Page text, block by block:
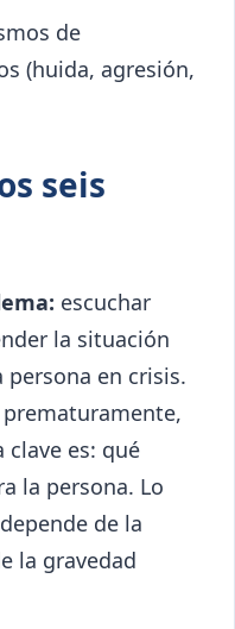
de
(huida, agresión,
seis
escuchar
la situación
persona en crisis.
clave es: qué
la persona. Lo
de la
la gravedad